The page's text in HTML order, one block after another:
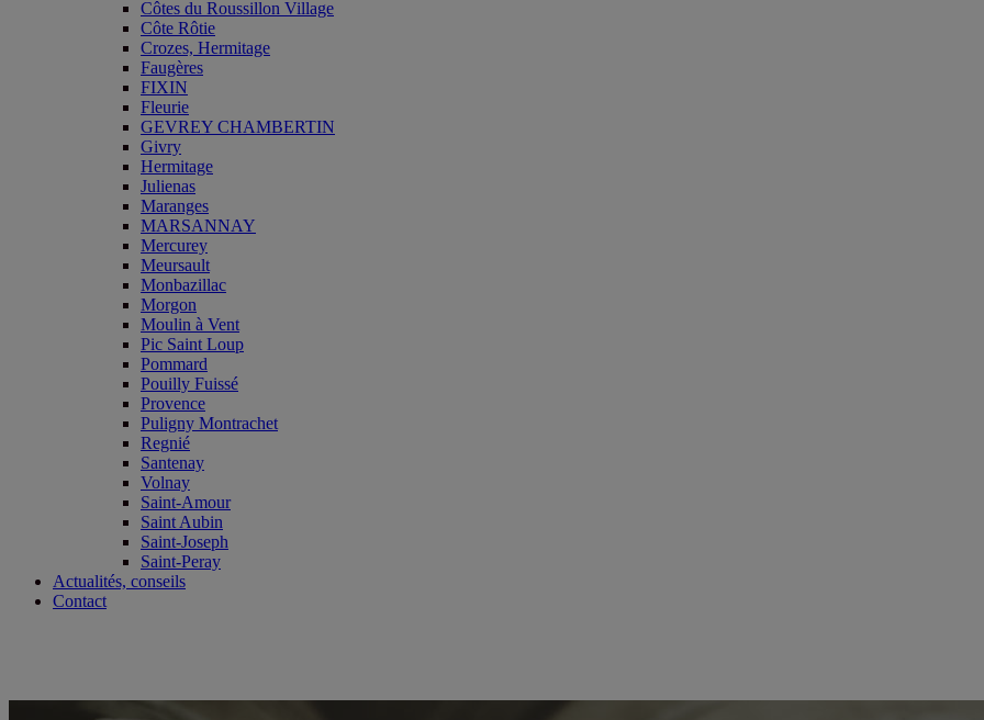
Côtes du Roussillon Village
Côte Rôtie
Crozes, Hermitage
Faugères
FIXIN
Fleurie
GEVREY CHAMBERTIN
Givry
Hermitage
Julienas
Maranges
MARSANNAY
Mercurey
Meursault
Monbazillac
Morgon
Moulin à Vent
Pic Saint Loup
Pommard
Pouilly Fuissé
Provence
Puligny Montrachet
Regnié
Santenay
Volnay
Saint-Amour
Saint Aubin
Saint-Joseph
Saint-Peray
Actualités, conseils
Contact